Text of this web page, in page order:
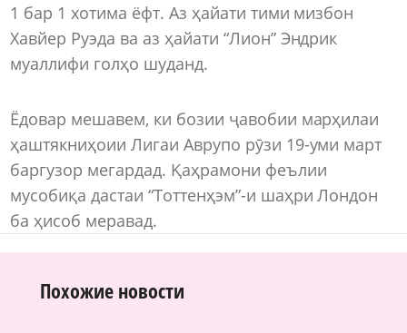
1 бар 1 хотима ёфт. Аз ҳайати тими мизбон
Хавйер Руэда ва аз ҳайати “Лион” Эндрик
муаллифи голҳо шуданд.
Ёдовар мешавем, ки бозии ҷавобии марҳилаи
ҳаштякниҳоии Лигаи Аврупо рӯзи 19-уми март
баргузор мегардад. Қаҳрамони феълии
мусобиқа дастаи “Тоттенҳэм”-и шаҳри Лондон
ба ҳисоб меравад.
Похожие новости